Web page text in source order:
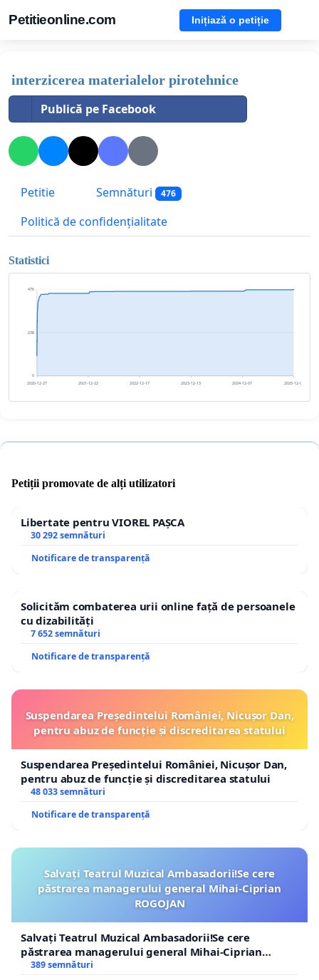
Petitieonline.com Inițiază o petiție
interzicerea materialelor pirotehnice
Publică pe Facebook
Petitie Semnături 476
Politică de confidențialitate
Statistici
0
238
476
2020-12-27 2021-12-22 2022-12-17 2023-12-13 2024-12-07 2025-12-02
Petiții promovate de alți utilizatori
Libertate pentru VIOREL PAȘCA
30 292 semnături
Notificare de transparență
Solicităm combaterea urii online față de persoanele
cu dizabilități
7 652 semnături
Notificare de transparență
Suspendarea Președintelui României, Nicușor Dan,
pentru abuz de funcție și discreditarea statului
Suspendarea Președintelui României, Nicușor Dan,
pentru abuz de funcție și discreditarea statului
48 033 semnături
Notificare de transparență
Salvați Teatrul Muzical Ambasadorii!Se cere
păstrarea managerului general Mihai-Ciprian
ROGOJAN
Salvați Teatrul Muzical Ambasadorii!Se cere
păstrarea managerului general Mihai-Ciprian
ROGOJAN
389 semnături